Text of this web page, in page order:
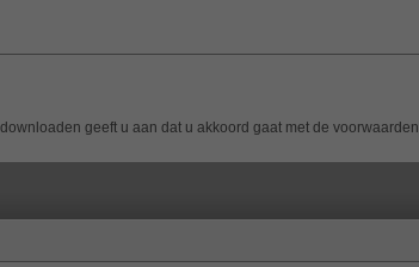
geeft u aan dat u akkoord gaat met de